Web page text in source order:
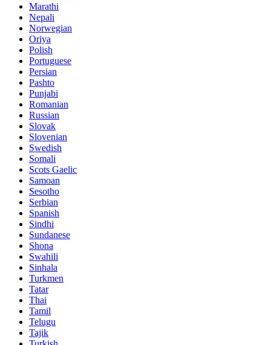
Marathi
Nepali
Norwegian
Oriya
Polish
Portuguese
Persian
Pashto
Punjabi
Romanian
Russian
Slovak
Slovenian
Swedish
Somali
Scots Gaelic
Samoan
Sesotho
Serbian
Spanish
Sindhi
Sundanese
Shona
Swahili
Sinhala
Turkmen
Tatar
Thai
Tamil
Telugu
Tajik